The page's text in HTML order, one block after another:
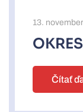
13.
Čítať